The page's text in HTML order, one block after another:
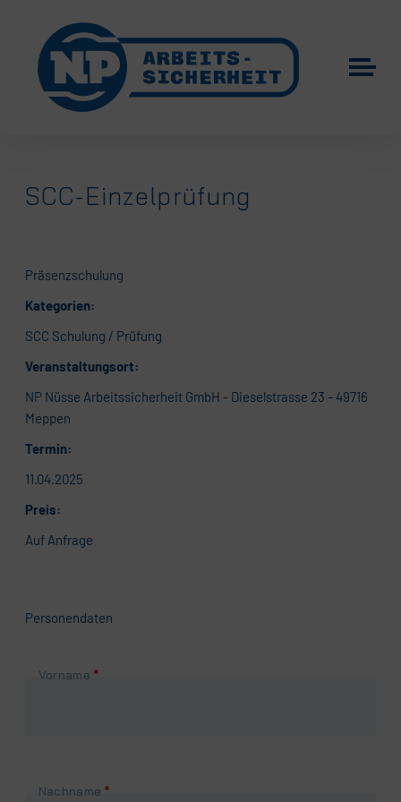
SCC-Einzelprüfung
Präsenzschulung
Kategorien:
SCC Schulung / Prüfung
Veranstaltungsort:
NP Nüsse Arbeitssicherheit GmbH - Dieselstrasse 23 - 49716
Meppen
Termin:
11.04.2025
Preis:
Auf Anfrage
Personendaten
Pflichtfeld
Vorname *
Pflichtfeld
Nachname *